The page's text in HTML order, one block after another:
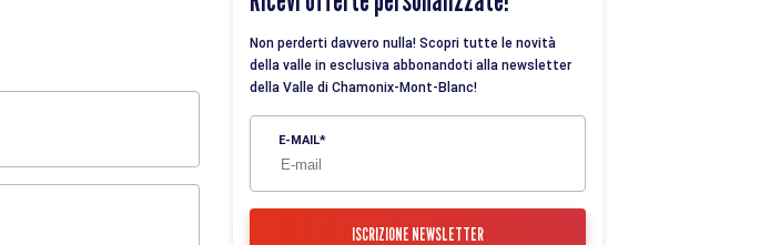
Non perderti davvero nulla! Scopri tutte le novità
della valle in esclusiva abbonandoti alla newsletter
della Valle di Chamonix-Mont-Blanc!
E-MAIL